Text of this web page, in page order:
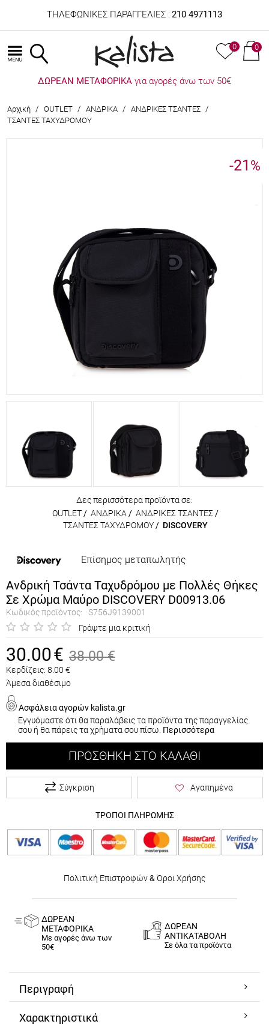
ΤΗΛΕΦΩΝΙΚΕΣ ΠΑΡΑΓΓΕΛΙΕΣ : 210 4971113
0 0
ΔΩΡΕΑΝ ΜΕΤΑΦΟΡΙΚΑ για αγορές άνω των 50€
Αρχική / OUTLET / ΑΝΔΡΙΚΑ / ΑΝΔΡΙΚΕΣ ΤΣΑΝΤΕΣ /
ΤΣΑΝΤΕΣ ΤΑΧΥΔΡΟΜΟΥ
-21 %
Δες περισσότερα προϊόντα σε:
OUTLET / ΑΝΔΡΙΚΑ / ΑΝΔΡΙΚΕΣ ΤΣΑΝΤΕΣ /
ΤΣΑΝΤΕΣ ΤΑΧΥΔΡΟΜΟΥ / DISCOVERY
Επίσημος μεταπωλητής
Ανδρική Τσάντα Ταχυδρόμου με Πολλές Θήκες
Σε Χρώμα Μαύρο DISCOVERY D00913.06
Κωδικός προϊόντος:
S756J9139001
Γράψτε μια κριτική
30.00€ 38.00 €
Κερδίζεις: 8.00 €
Άμεσα διαθέσιμο
Ασφάλεια αγορών kalista.gr
Εγγυόμαστε ότι θα παραλάβεις τα προϊόντα της παραγγελίας
σου ή θα πάρεις τα χρήματα σου πίσω. Περισσότερα
ΠΡΟΣΘΉΚΗ ΣΤΟ ΚΑΛΆΘΙ
Σύγκριση Αγαπημένα
ΤΡΟΠΟΙ ΠΛΗΡΩΜΗΣ
Πολιτική Επιστροφών& Όροι Χρήσης
ΔΩΡΕΑΝ
ΜΕΤΑΦΟΡΙΚΑ
Με αγορές άνω των
50€
ΔΩΡΕΑΝ
ΑΝΤΙΚΑΤΑΒΟΛΗ
Σε όλα τα προϊόντα
Περιγραφή
Χαρακτηριστικά